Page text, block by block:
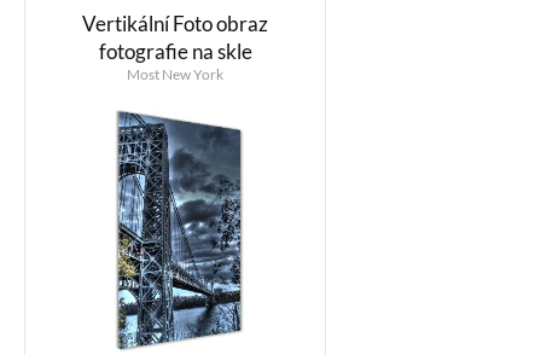
Vertikální Foto obraz
fotografie na skle
Most New York